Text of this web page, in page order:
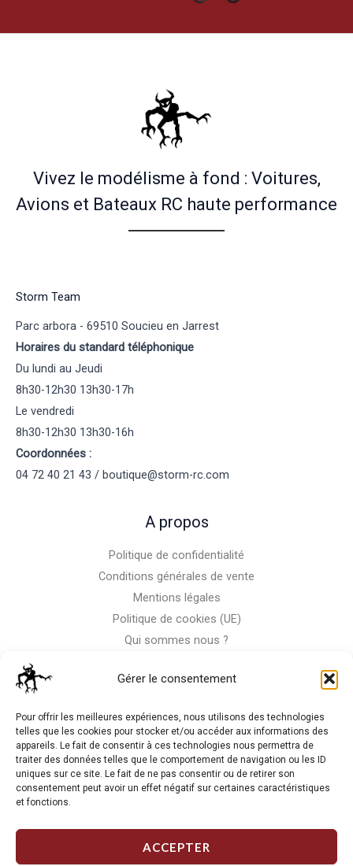
Gérer le consentement
Pour offrir les meilleures expériences, nous utilisons des technologies
telles que les cookies pour stocker et/ou accéder aux informations des
appareils. Le fait de consentir à ces technologies nous permettra de
traiter des données telles que le comportement de navigation ou les ID
uniques sur ce site. Le fait de ne pas consentir ou de retirer son
consentement peut avoir un effet négatif sur certaines caractéristiques
et fonctions.
ACCEPTER
Vivez le modélisme à fond : Voitures,
Avions et Bateaux RC haute performance
Storm Team
Parc arbora - 69510 Soucieu en Jarrest
Horaires du standard téléphonique
Du lundi au Jeudi
8h30-12h30 13h30-17h
Le vendredi
8h30-12h30 13h30-16h
Coordonnées :
04 72 40 21 43 / boutique@storm-rc.com
A propos
Politique de confidentialité
Conditions générales de vente
Mentions légales
Politique de cookies (UE)
Qui sommes nous ?
La RC n'est pas notre seule passion, venez visiter notre shop
de motos